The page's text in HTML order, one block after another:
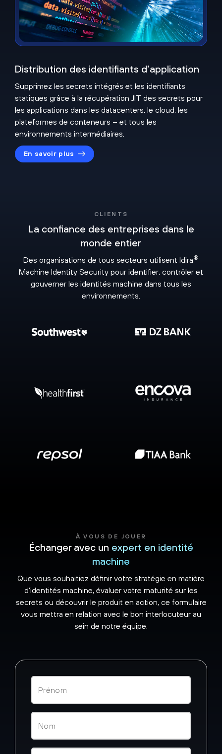
Distribution des identifiants d’application
Supprimez les secrets intégrés et les identifiants
statiques grâce à la récupération JIT des secrets pour
les applications dans les datacenters, le cloud, les
plateformes de conteneurs – et tous les
environnements intermédiaires.
En savoir plus
CLIENTS
La confiance des entreprises dans le
monde entier
Des organisations de tous secteurs utilisent Idira®
Machine Identity Security pour identifier, contrôler et
gouverner les identités machine dans tous les
environnements.
À VOUS DE JOUER
Échanger avec un expert en identité
machine
Que vous souhaitiez définir votre stratégie en matière
d’identités machine, évaluer votre maturité sur les
secrets ou découvrir le produit en action, ce formulaire
vous mettra en relation avec le bon interlocuteur au
sein de notre équipe.